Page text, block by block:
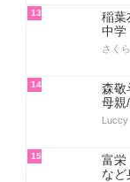
13
稲葉
中学
さくら
14
森敬
母親
Luccy
15
富栄
など